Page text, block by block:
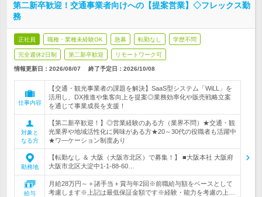
第二新卒歓迎！交通事業者向けへの【提案営業】◇フレックス勤
務
正社員 職種・業種未経験OK 急募 転勤なし 学歴不問
完全週休2日制 第二新卒歓迎 リモートワーク可
情報更新日：2026/08/07 終了予定日： 2026/10/08
仕事内容
【交通・観光事業者の課題を解決】SaaS型システム「WiLL」を
活用し、DX推進や集客向上を提案◎業務効率化や販売戦略立案
を通じて事業成長を支援！
対象と
なる方
【第二新卒歓迎！】◎営業経験のある方（業界不問）★交通・観
光業界や地域活性化に興味がある方★20～30代の役職者も活躍中
★ワ―ケーション制度あり
勤務地
【転勤なし ＆ 大阪（大阪市北区）で募集！】 ■大阪本社 大阪府
大阪市北区大淀中1-1-88-60…
給与
月給28万円～＋諸手当＋賞与年2回※前職給与額をベースとして
考慮します※上記は最低保証金額です※経験・能力を考慮の上…